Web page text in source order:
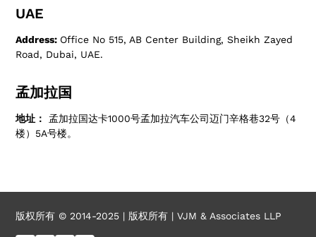
UAE
Address: Office No 515, AB Center Building, Sheikh Zayed
Road, Dubai, UAE.
孟加拉国
地址：
孟加拉国达卡1000号孟加拉汽车公司迈门辛格巷32号（4
楼）5A号楼。
版权所有 © 2014-2025 | 版权所有 | VJM & Associates LLP